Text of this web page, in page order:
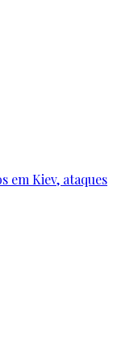
em Kiev, ataques